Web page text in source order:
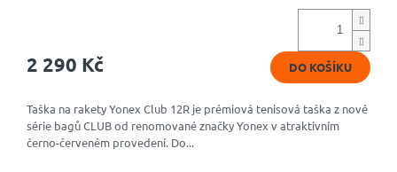
z
hvězdiček.
2 290 Kč DO KOŠÍKU
Taška na rakety Yonex Club 12R je prémiová tenisová taška z nové
série bagů CLUB od renomované značky Yonex v atraktivním
černo-červeném provedení. Do...